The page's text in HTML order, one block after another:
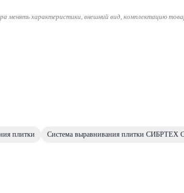
менять характеристики, внешний вид, комплектацию
плитки Система выравнивания плитки СИБРТЕХ